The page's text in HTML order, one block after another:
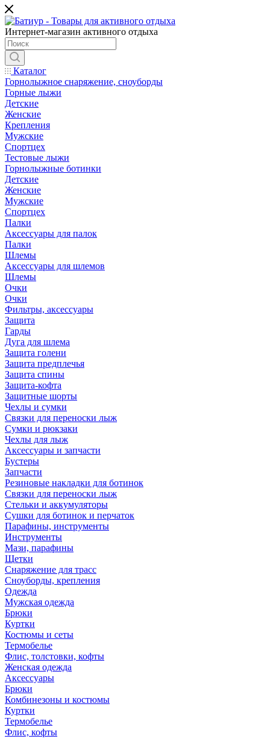
Интернет-магазин активного отдыха
Каталог
Горнолыжное снаряжение, сноуборды
Горные лыжи
Детские
Женские
Крепления
Мужские
Спортцех
Тестовые лыжи
Горнолыжные ботинки
Детские
Женские
Мужские
Спортцех
Палки
Аксессуары для палок
Палки
Шлемы
Аксессуары для шлемов
Шлемы
Очки
Очки
Фильтры, аксессуары
Защита
Гарды
Дуга для шлема
Защита голени
Защита предплечья
Защита спины
Защита-кофта
Защитные шорты
Чехлы и сумки
Связки для переноски лыж
Сумки и рюкзаки
Чехлы для лыж
Аксессуары и запчасти
Бустеры
Запчасти
Резиновые накладки для ботинок
Связки для переноски лыж
Стельки и аккумуляторы
Сушки для ботинок и перчаток
Парафины, инструменты
Инструменты
Мази, парафины
Щетки
Снаряжение для трасс
Сноуборды, крепления
Одежда
Мужская одежда
Брюки
Куртки
Костюмы и сеты
Термобелье
Флис, толстовки, кофты
Женская одежда
Аксессуары
Брюки
Комбинезоны и костюмы
Куртки
Термобелье
Флис, кофты